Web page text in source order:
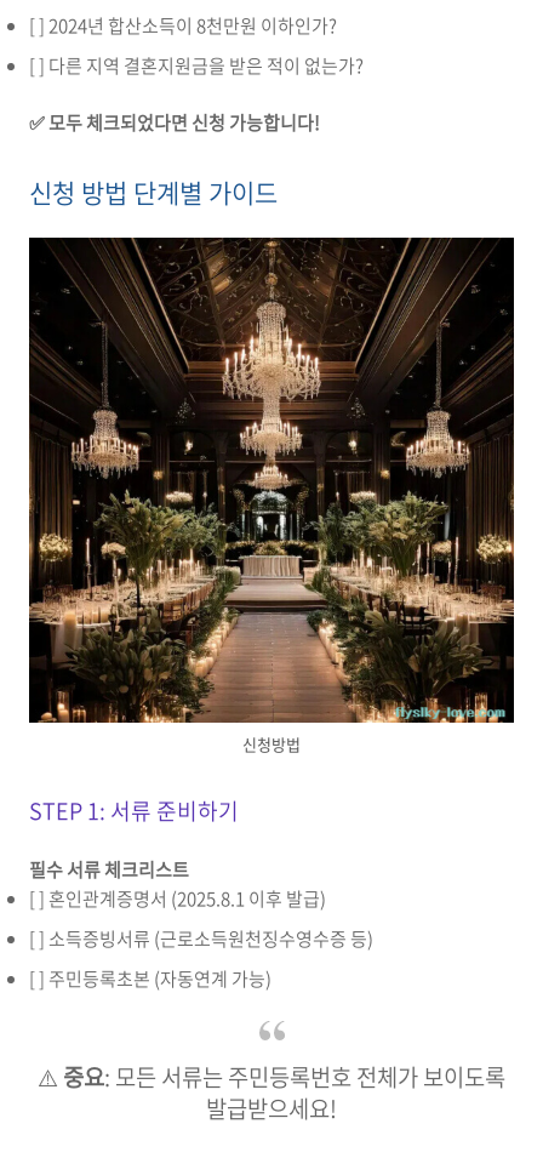
[ ] 2024년 합산소득이 8천만원 이하인가?
[ ] 다른 지역 결혼지원금을 받은 적이 없는가?
✅ 모두 체크되었다면 신청 가능합니다!
신청 방법 단계별 가이드
신청방법
STEP 1: 서류 준비하기
필수 서류 체크리스트
[ ] 혼인관계증명서 (2025.8.1 이후 발급)
[ ] 소득증빙서류 (근로소득원천징수영수증 등)
[ ] 주민등록초본 (자동연계 가능)
⚠️ 중요: 모든 서류는 주민등록번호 전체가 보이도록
발급받으세요!